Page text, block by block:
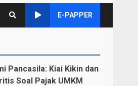
E-PAPPER
Pancasila: Kiai Kikin dan
Soal Pajak UMKM